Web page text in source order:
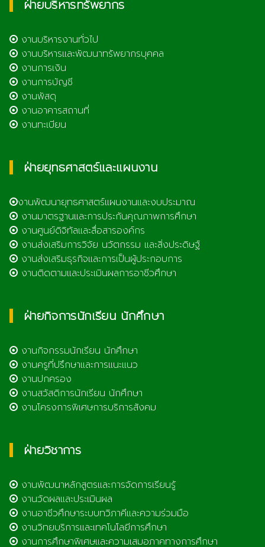
ฝ่ายบริหารทรัพยากร
งานบริหารงานทั่วไป
งานบริหารและพัฒนาทรัพยากรบุคคล
งานการเงิน
งานการบัญชี
งานพัสดุ
งานอาคารสถานที่
งานทะเบียน
ฝ่ายยุทธศาสตร์และแผนงาน
งานพัฒนายุทธศาสตร์แผนงานและงบประมาณ
งานมาตรฐานและการประกันคุณภาพการศึกษา
งานศูนย์ดิจิทัลและสื่อสารองค์กร
งานส่งเสริมการวิจัย นวัตกรรม และสิ่งประดิษฐ์
งานส่งเสริมธุรกิจและการเป็นผู้ประกอบการ
งานติดตามและประเมินผลการอาชีวศึกษา
ฝ่ายกิจการนักเรียน นักศึกษา
งานกิจกรรมนักเรียน นักศึกษา
งานครูที่ปรึกษาและการแนะแนว
งานปกครอง
งานสวัสดิการนักเรียน นักศึกษา
งานโครงการพิเศษการบริการสังคม
ฝ่ายวิชาการ
งานพัฒนาหลักสูตรและการจัดการเรียนรู้
งานวัดผลและประเมินผล
งานอาชีวศึกษาระบบทวิภาคีและความร่วมมือ
งานวิทยบริการและเทคโนโลยีการศึกษา
งานการศึกษาพิเศษและความเสมอภาคทางการศึกษา